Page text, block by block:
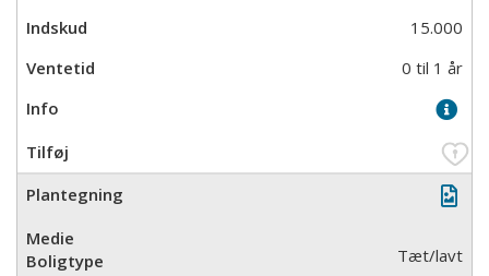
15.000
0 til 1 år
Tæt/lavt